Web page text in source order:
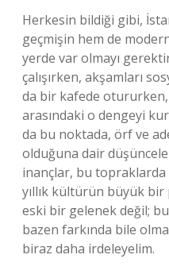
Herkesin bildiği gibi,
geçmişin hem de
yerde var olmayı
çalışırken, akşamları
da bir kafede
arasındaki o dengeyi
da bu noktada, örf ve
olduğuna dair
inançlar, bu topraklarda
yıllık kültürün büyük bir
eski bir gelenek değil;
bazen farkında bile
biraz daha irdeleyelim.